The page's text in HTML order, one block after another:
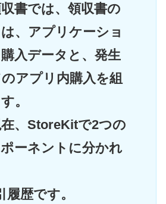
書では、領収書の
、アプリケーショ
入データと、発生
アプリ内購入を組
。
、StoreKitで2つの
ーネントに分かれ
歴です。